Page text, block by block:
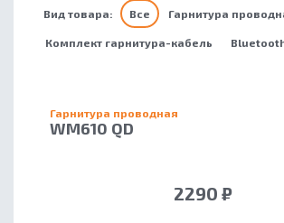
Вид товара: Все Гарнитура
Комплект гарнитура-кабель
Гарнитура проводная
WM610 QD
2290 ₽